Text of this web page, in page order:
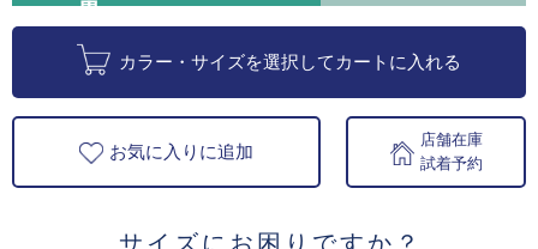
カラー・サイズを選択してカートに入れる
お気に入りに追加
店舗在庫
試着予約
サイズにお困りですか？